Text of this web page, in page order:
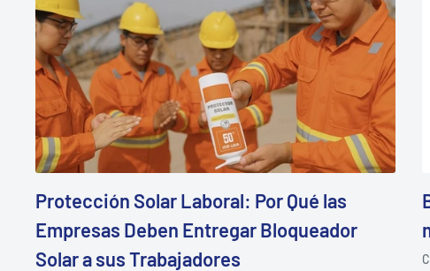
Protección Solar Laboral: Por Qué las
Empresas Deben Entregar Bloqueador
Solar a sus Trabajadores